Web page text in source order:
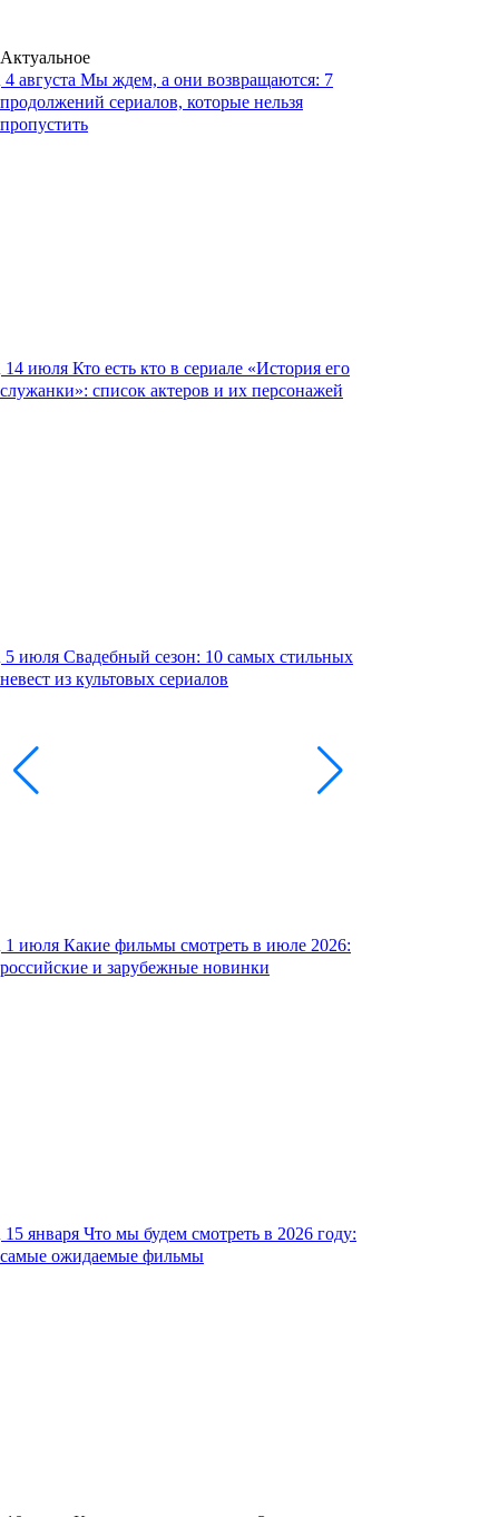
Актуальное
4 августа Мы ждем, а они возвращаются: 7
продолжений сериалов, которые нельзя
пропустить
14 июля Кто есть кто в сериале «История его
служанки»: список актеров и их персонажей
5 июля Свадебный сезон: 10 самых стильных
невест из культовых сериалов
1 июля Какие фильмы смотреть в июле 2026:
российские и зарубежные новинки
15 января Что мы будем смотреть в 2026 году:
самые ожидаемые фильмы